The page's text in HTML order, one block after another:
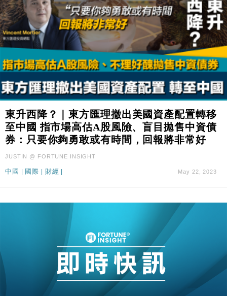
東升西降？｜東方匯理撤出美國資產配置轉移
至中國 指市場高估A股風險、盲目拋售中資債
券：只要你夠勇敢或有時間，回報將非常好
JUSTIN @ FORTUNE INSIGHT
中國 | 國際 | 財經 | May 22, 2023